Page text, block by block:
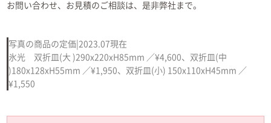
お問い合わせ、お見積のご相談は、是非弊社まで。
写真の商品の定価|2023.07現在
氷光 双折皿(大 )290x220xH85mm ／¥4,600、双折皿(中
)180x128xH55mm ／¥1,950、双折皿(小) 150x110xH45mm ／
¥1,550